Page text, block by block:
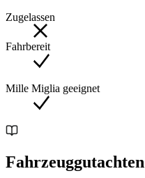
Zugelassen
Fahrbereit
Mille Miglia geeignet
Fahrzeuggutachten